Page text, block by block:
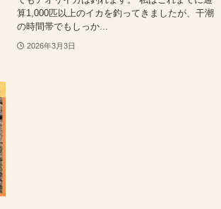
算1,000匹以上のイカを釣ってきましたが、干潮
の時間帯でもしっか...
2026年3月3日